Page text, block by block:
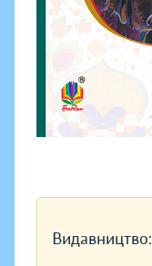
Видавництво: